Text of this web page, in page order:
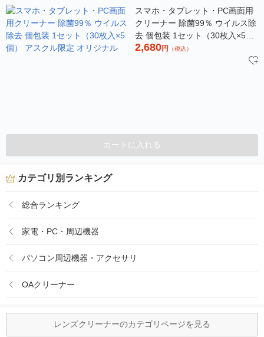
スマホ・タブレット・PC画面用
クリーナー 除菌99％ ウイルス除
去 個包装 1セット（30枚入×5
2,680円 （税込）
カートに入れる
カテゴリ別ランキング
総合ランキング
家電・PC・周辺機器
パソコン周辺機器・アクセサリ
OAクリーナー
レンズクリーナーのカテゴリページを見る